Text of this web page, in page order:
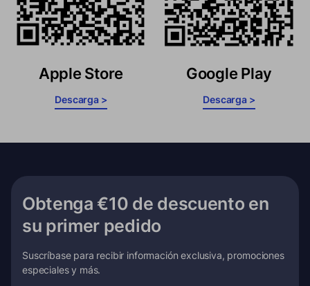
Apple Store
Descarga >
Google Play
Descarga >
Obtenga €10 de descuento en
su primer pedido
Suscríbase para recibir información exclusiva, promociones
especiales y más.